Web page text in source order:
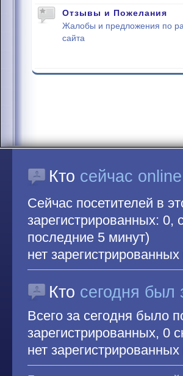
Отзывы и Пожелания
Жалобы и предложения по
сайта
Кто сейчас online
Сейчас посетителей в
зарегистрированных: 0,
последние 5 минут)
нет
Кто сегодня был
Всего за сегодня было
зарегистрированных, 0
нет